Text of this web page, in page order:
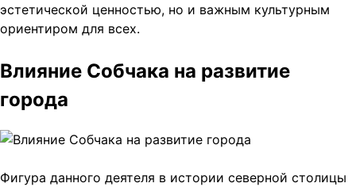
эстетической ценностью, но и важным культурным
ориентиром для всех.
Влияние Собчака на развитие
города
Фигура данного деятеля в истории северной столицы